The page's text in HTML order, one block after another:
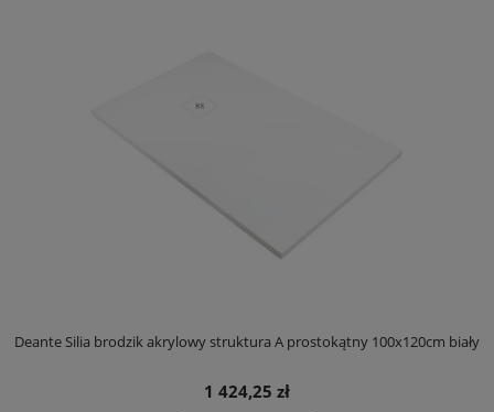
Deante Silia brodzik akrylowy struktura A prostokątny 100x120cm biały
1 424,25 zł